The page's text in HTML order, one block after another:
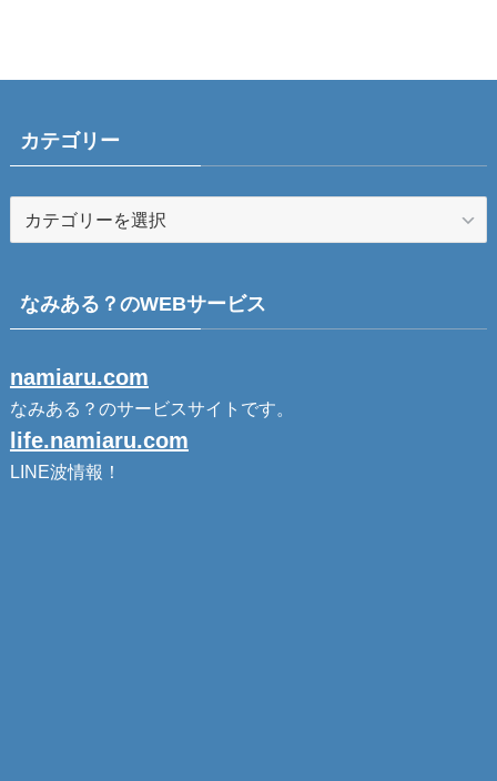
カテゴリー
なみある？のWEBサービス
namiaru.com
なみある？のサービスサイトです。
life.namiaru.com
LINE波情報！